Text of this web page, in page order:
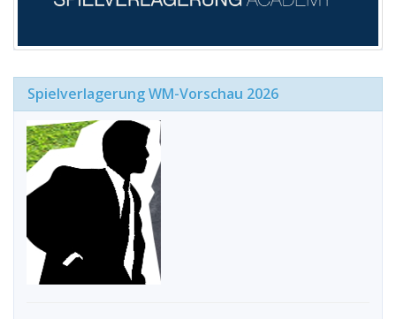
Spielverlagerung WM-Vorschau 2026